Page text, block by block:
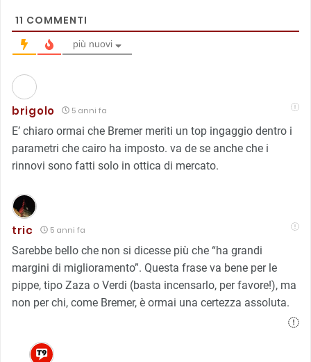
11 COMMENTI
più nuovi
brigolo 5 anni fa
E’ chiaro ormai che Bremer meriti un top ingaggio dentro i
parametri che cairo ha imposto. va de se anche che i
rinnovi sono fatti solo in ottica di mercato.
tric 5 anni fa
Sarebbe bello che non si dicesse più che “ha grandi
margini di miglioramento”. Questa frase va bene per le
pippe, tipo Zaza o Verdi (basta incensarlo, per favore!), ma
non per chi, come Bremer, è ormai una certezza assoluta.